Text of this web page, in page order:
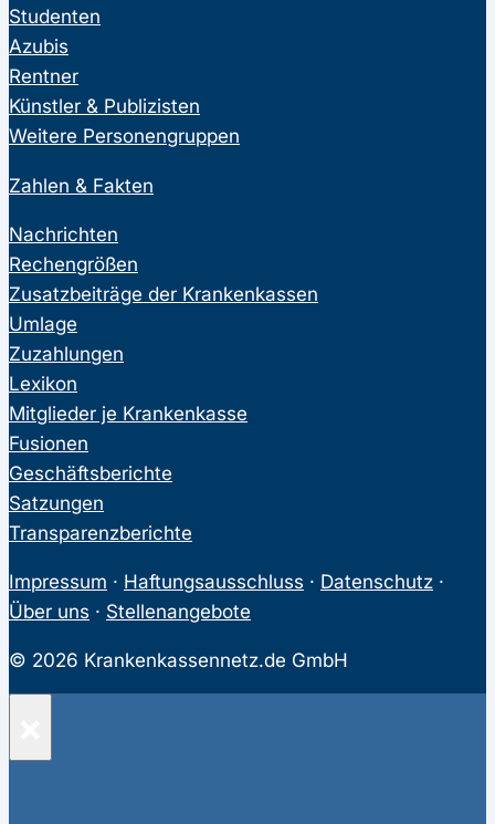
Studenten
Azubis
Rentner
Künstler & Publizisten
Weitere Personengruppen
Zahlen & Fakten
Nachrichten
Rechengrößen
Zusatzbeiträge der Krankenkassen
Umlage
Zuzahlungen
Lexikon
Mitglieder je Krankenkasse
Fusionen
Geschäftsberichte
Satzungen
Transparenzberichte
Impressum · Haftungsausschluss · Datenschutz ·
Über uns · Stellenangebote
© 2026 Krankenkassennetz.de GmbH